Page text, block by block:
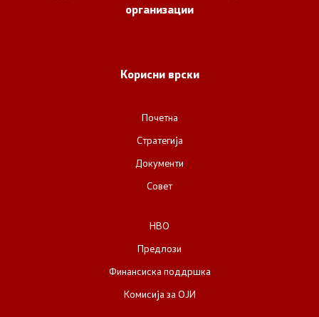
организации
Корисни врски
Почетна
Стратегија
Документи
Совет
НВО
Предлози
Финансиска поддршка
Комисија за ОЈИ